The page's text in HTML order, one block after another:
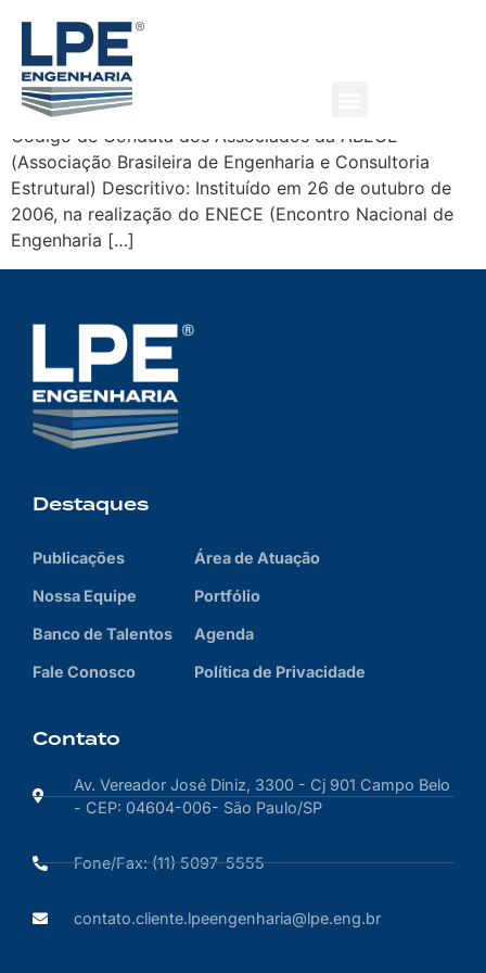
Código de Conduta dos
Associados da ABECE
Código de Conduta dos Associados da ABECE
(Associação Brasileira de Engenharia e Consultoria
Estrutural) Descritivo: Instituído em 26 de outubro de
2006, na realização do ENECE (Encontro Nacional de
Engenharia […]
Destaques
Publicações
Nossa Equipe
Banco de Talentos
Fale Conosco
Área de Atuação
Portfólio
Agenda
Política de Privacidade
Contato
Av. Vereador José Diniz, 3300 - Cj 901 Campo Belo
- CEP: 04604-006- São Paulo/SP
Fone/Fax: (11) 5097-5555
contato.cliente.lpeengenharia@lpe.eng.br